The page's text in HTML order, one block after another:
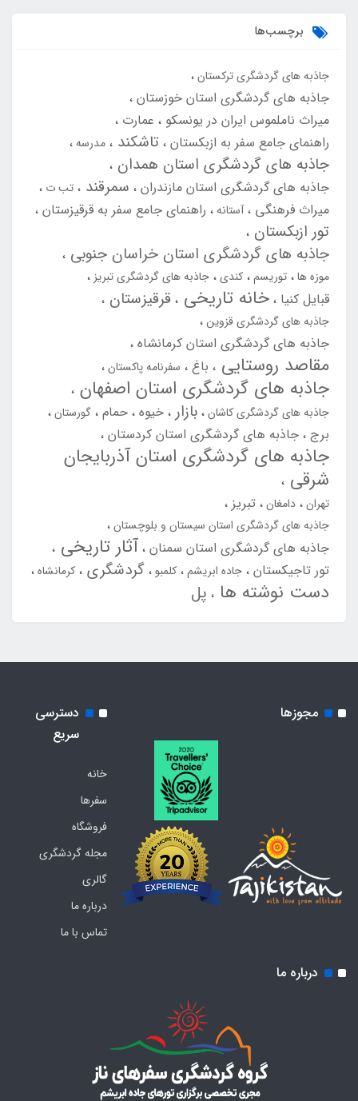
برچسب‌ها
جاذبه های گردشگری ترکستان
جاذبه های گردشگری استان خوزستان
میراث ناملموس ایران در یونسکو
عمارت
راهنمای جامع سفر به ازبکستان تاشکند مدرسه
جاذبه های گردشگری استان همدان
جاذبه های گردشگری استان مازندران سمرقند تب ت
میراث فرهنگی آستانه راهنمای جامع سفر به قرقیزستان
تور ازبکستان
جاذبه های گردشگری استان خراسان جنوبی
موزه ها توریسم کندی جاذبه های گردشگری تبریز
قبایل کنیا خانه تاریخی قرقیزستان
جاذبه های گردشگری قزوین
جاذبه های گردشگری استان کرمانشاه
مقاصد روستایی باغ سفرنامه پاکستان
جاذبه های گردشگری استان اصفهان
جاذبه های گردشگری کاشان بازار خیوه حمام گورستان
برج جاذبه های گردشگری استان کردستان
جاذبه های گردشگری استان آذربایجان
شرقی
تهران دامغان تبریز
جاذبه های گردشگری استان سیستان و بلوچستان
جاذبه های گردشگری استان سمنان آثار تاریخی
تور تاجیکستان جاده ابریشم کلمبو گردشگری کرمانشاه
دست نوشته ها پل
مجوزها
دسترسی
سریع
خانه
سفرها
فروشگاه
مجله گردشگری
گالری
درباره ما
تماس با ما
درباره ما